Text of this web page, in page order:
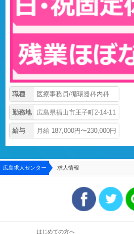
職種 医療事務員/循環器科内科
勤務地 広島県福山市王子町2-14-11
給与 月給 187,000円〜230,000円
広島求人センター 求人情報
はじめての方へ